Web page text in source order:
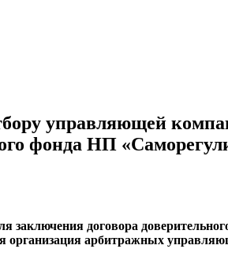
управляющей
фонда НП
договора
организация арбитражных